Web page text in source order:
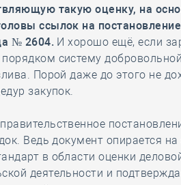
такую оценку, на
ссылок на
№ 2604. И хорошо ещё, если
систему
Порой даже до этого не
закупок.
Ведь документ опирается
в области оценки
деятельности и